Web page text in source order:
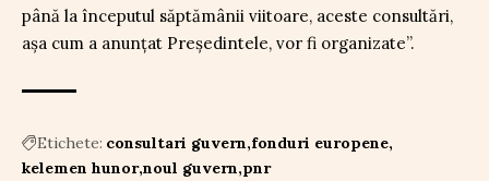
până la începutul săptămânii viitoare, aceste consultări,
așa cum a anunțat Președintele, vor fi organizate”.
Etichete: consultari guvern fonduri europene
kelemen hunor noul guvern pnr